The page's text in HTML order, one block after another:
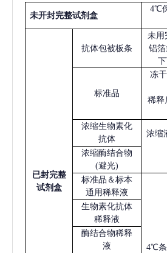
未开封完整试剂盒
4℃
已封完整
试剂盒
抗体包被板条
未用
铝箔
标准品
冻
稀释
浓缩生物素化
抗体
浓缩
浓缩酶结合物
(避光)
标准品＆标本
通用稀释液
4℃条
生物素化抗体
稀释液
酶结合物稀释
液